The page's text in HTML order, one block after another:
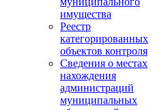
имущества
Реестр
категорированных
объектов контроля
Сведения о местах
нахождения
администраций
муниципальных